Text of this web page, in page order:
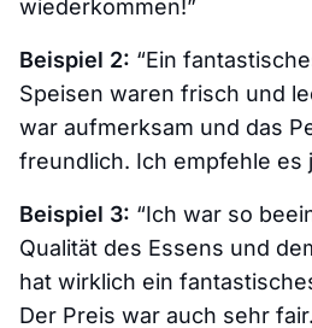
wiederkommen!”
Beispiel 2: “Ein
Speisen waren frisch und
war aufmerksam und das
freundlich. Ich empfehle es
Beispiel 3: “Ich war so
Qualität des Essens und
hat wirklich ein
Der Preis war auch sehr